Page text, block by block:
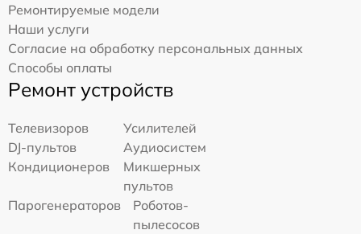
Ремонтируемые модели
Наши услуги
Согласие на обработку персональных данных
Способы оплаты
Ремонт устройств
Телевизоров
Усилителей
DJ-пультов
Аудиосистем
Кондиционеров
Микшерных
пультов
Парогенераторов
Роботов-
пылесосов